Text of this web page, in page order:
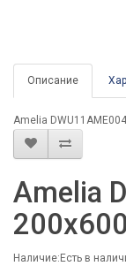
Описание
Amelia
Amelia
Наличие:Есть в